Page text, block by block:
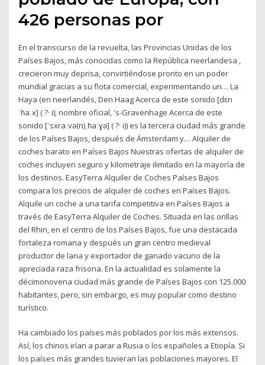
426 personas por
En el transcurso de la revuelta, las Provincias Unidas de los
Países Bajos, más conocidas como la República neerlandesa ,
crecieron muy deprisa, convirtiéndose pronto en un poder
mundial gracias a su flota comercial, experimentando un… La
Haya (en neerlandés, Den Haag Acerca de este sonido [dɛn
ˈɦaːx] ( ?· i); nombre oficial, 's-Gravenhage Acerca de este
sonido [ˈsxraːvə(n)ˌɦaːɣə] ( ?· i)) es la tercera ciudad más grande
de los Países Bajos, después de Ámsterdam y… Alquiler de
coches barato en Países Bajos Nuestras ofertas de alquiler de
coches incluyen seguro y kilometraje ilimitado en la mayoría de
los destinos. EasyTerra Alquiler de Coches Países Bajos
compara los precios de alquiler de coches en Países Bajos.
Alquile un coche a una tarifa competitiva en Países Bajos a
través de EasyTerra Alquiler de Coches. Situada en las orillas
del Rhin, en el centro de los Países Bajos, fue una destacada
fortaleza romana y después un gran centro medieval
productor de lana y exportador de ganado vacuno de la
apreciada raza frisona. En la actualidad es solamente la
décimonovena ciudad más grande de Países Bajos con 125.000
habitantes, pero, sin embargo, es muy popular como destino
turístico.
Ha cambiado los países más poblados por los más extensos.
Así, los chinos irían a parar a Rusia o los españoles a Etiopía. Si
los países más grandes tuvieran las poblaciones mayores. El